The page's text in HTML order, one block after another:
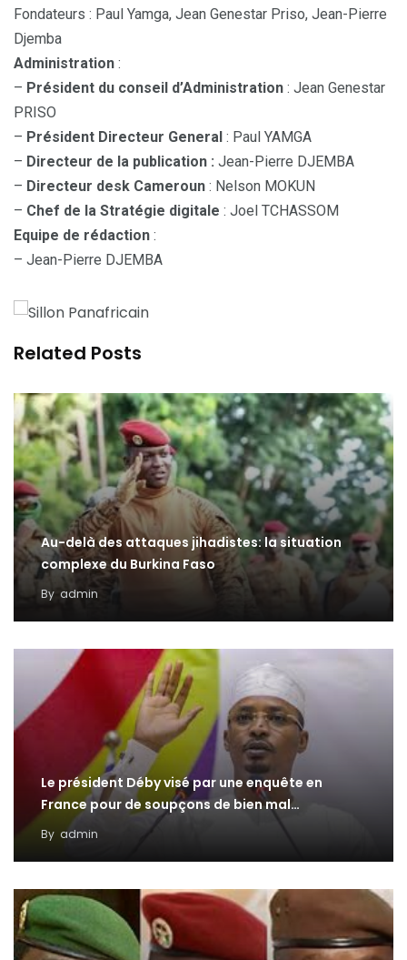
Fondateurs : Paul Yamga, Jean Genestar Priso, Jean-Pierre
Djemba
Administration :
– Président du conseil d’Administration : Jean Genestar
PRISO
– Président Directeur General : Paul YAMGA
– Directeur de la publication : Jean-Pierre DJEMBA
– Directeur desk Cameroun : Nelson MOKUN
– Chef de la Stratégie digitale : Joel TCHASSOM
Equipe de rédaction :
– Jean-Pierre DJEMBA
Related Posts
Au-delà des attaques jihadistes: la situation
complexe du Burkina Faso
By admin
Le président Déby visé par une enquête en
France pour de soupçons de bien mal…
By admin